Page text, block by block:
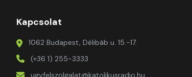
Kapcsolat
1062 Budapest, Délibáb u. 15.-17.
(+36 1) 255-3333
ugyfelszolgalat@katolikusradio.hu